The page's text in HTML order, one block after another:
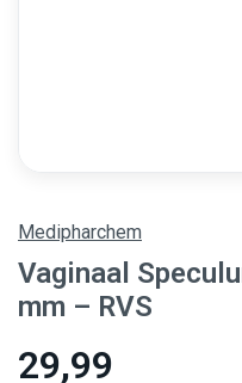
Medipharchem
Vaginaal
mm – RVS
29,99